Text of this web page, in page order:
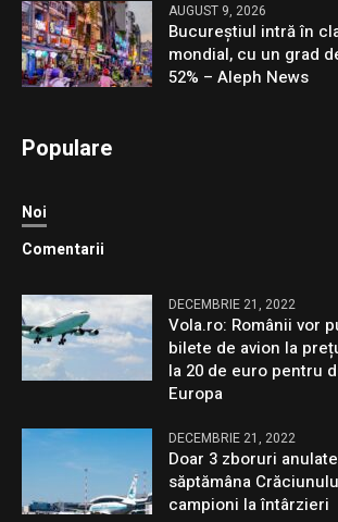
AUGUST 9, 2026
Bucureștiul intră în
mondial, cu un grad
52% – Aleph News
Populare
Noi
Comentarii
DECEMBRIE 21, 2022
Vola.ro: Românii vor
bilete de avion la
la 20 de euro pentru
Europa
DECEMBRIE 21, 2022
Doar 3 zboruri
săptămâna
campioni la întârzieri